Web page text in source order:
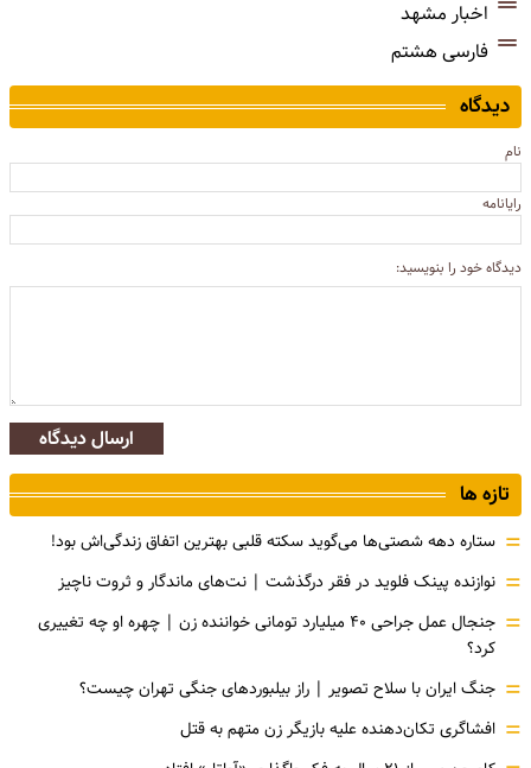
اخبار مشهد
فارسی هشتم
دیدگاه
نام
رایانامه
دیدگاه خود را بنویسید:
ارسال دیدگاه
تازه ها
= ستاره دهه شصتی‌ها می‌گوید سکته قلبی بهترین اتفاق زندگی‌اش بود!
= نوازنده پینک فلوید در فقر درگذشت | نت‌های ماندگار و ثروت ناچیز
=
جنجال عمل جراحی ۴۰ میلیارد تومانی خواننده زن | چهره او چه تغییری
کرد؟
= جنگ ایران با سلاح تصویر | راز بیلبوردهای جنگی تهران چیست؟
= افشاگری‌ تکان‌دهنده علیه بازیگر زن متهم به قتل